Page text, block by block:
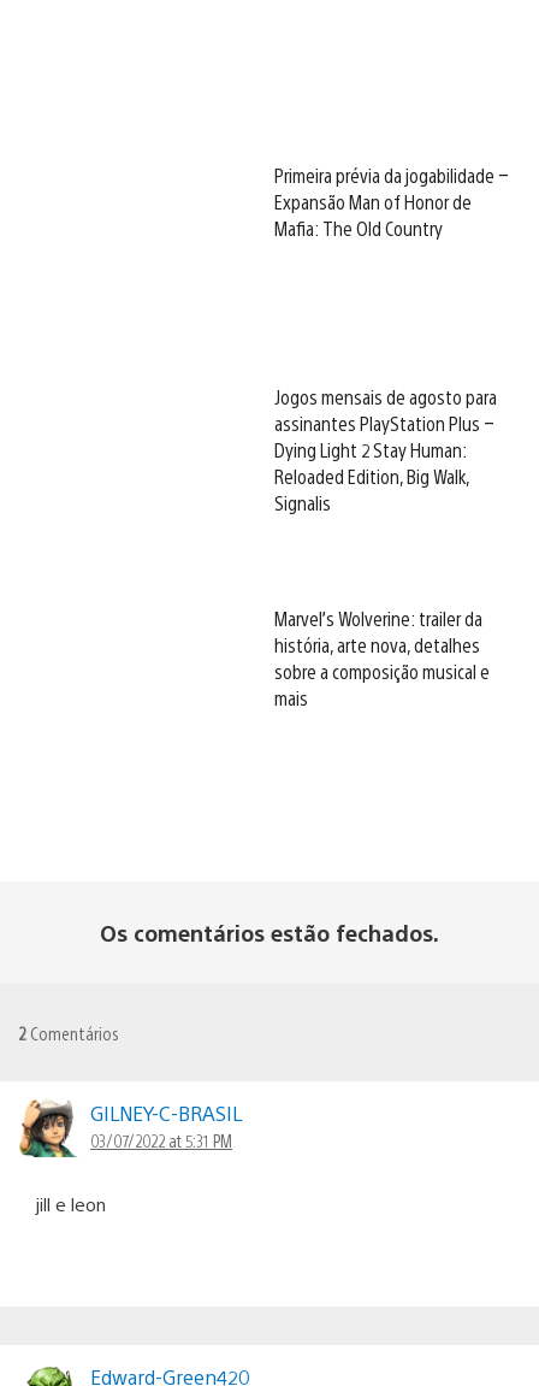
Primeira prévia da jogabilidade –
Expansão Man of Honor de
Mafia: The Old Country
Jogos mensais de agosto para
assinantes PlayStation Plus –
Dying Light 2 Stay Human:
Reloaded Edition, Big Walk,
Signalis
Marvel’s Wolverine: trailer da
história, arte nova, detalhes
sobre a composição musical e
mais
Os comentários estão fechados.
2 Comentários
GILNEY-C-BRASIL
03/07/2022 at 5:31 PM
jill e leon
Edward-Green420